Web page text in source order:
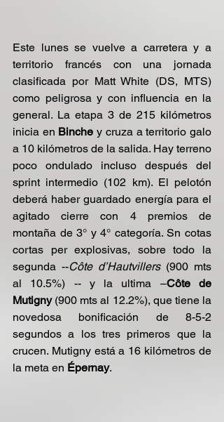
Este lunes se vuelve a carretera y a
territorio francés con una jornada
clasificada por Matt White (DS, MTS)
como peligrosa y con influencia en la
general. La etapa 3 de 215 kilómetros
inicia en Binche y cruza a territorio galo
a 10 kilómetros de la salida. Hay terreno
poco ondulado incluso después del
sprint intermedio (102 km). El pelotón
deberá haber guardado energía para el
agitado cierre con 4 premios de
montaña de 3° y 4° categoría. Sn cotas
cortas per explosivas, sobre todo la
segunda --Côte d’Hautvillers (900 mts
al 10.5%) -- y la ultima –Côte de
Mutigny (900 mts al 12.2%), que tiene la
novedosa bonificación de 8-5-2
segundos a los tres primeros que la
crucen. Mutigny está a 16 kilómetros de
la meta en Épernay.